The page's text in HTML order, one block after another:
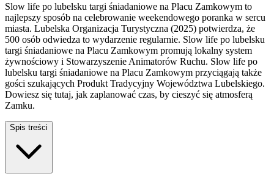
Slow life po lubelsku targi śniadaniowe na Placu Zamkowym to
najlepszy sposób na celebrowanie weekendowego poranka w sercu
miasta. Lubelska Organizacja Turystyczna (2025) potwierdza, że
500 osób odwiedza to wydarzenie regularnie. Slow life po lubelsku
targi śniadaniowe na Placu Zamkowym promują lokalny system
żywnościowy i Stowarzyszenie Animatorów Ruchu. Slow life po
lubelsku targi śniadaniowe na Placu Zamkowym przyciągają także
gości szukających Produkt Tradycyjny Województwa Lubelskiego.
Dowiesz się tutaj, jak zaplanować czas, by cieszyć się atmosferą
Zamku.
Spis treści